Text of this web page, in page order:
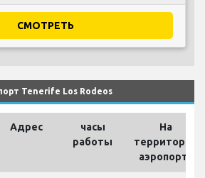
СМОТРЕТЬ
Tenerife Los Rodeos
Адрес
часы
работы
На
территории
аэропорта